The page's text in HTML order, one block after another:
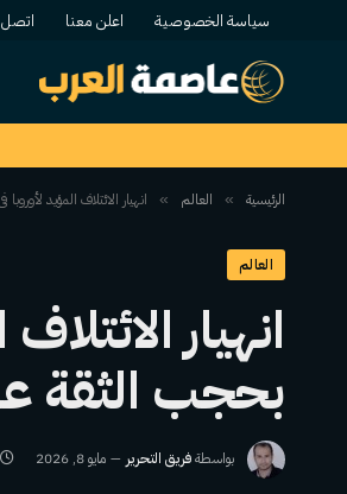
سياسة الخصوصية اعلن معنا اتصل
الرئيسية » العالم » انهيار الائتلاف المؤيد
العالم
انهيار
بحجب الثقة
بواسطةفريق التحرير مايو 8, 2026